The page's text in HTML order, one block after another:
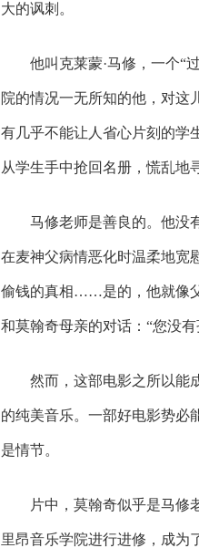
大的讽刺。
他叫克莱蒙·马修，一个“
院的情况一无所知的他，对
有几乎不能让人省心片刻的学
从学生手中抢回名册，慌乱地
马修老师是善良的。他没
在麦神父病情恶化时温柔地宽
偷钱的真相……是的，他就像
和莫翰奇母亲的对话：“您没
然而，这部电影之所以能
的纯美音乐。一部好电影势必
是情节。
片中，莫翰奇似乎是马修
里昂音乐学院进行进修，成为